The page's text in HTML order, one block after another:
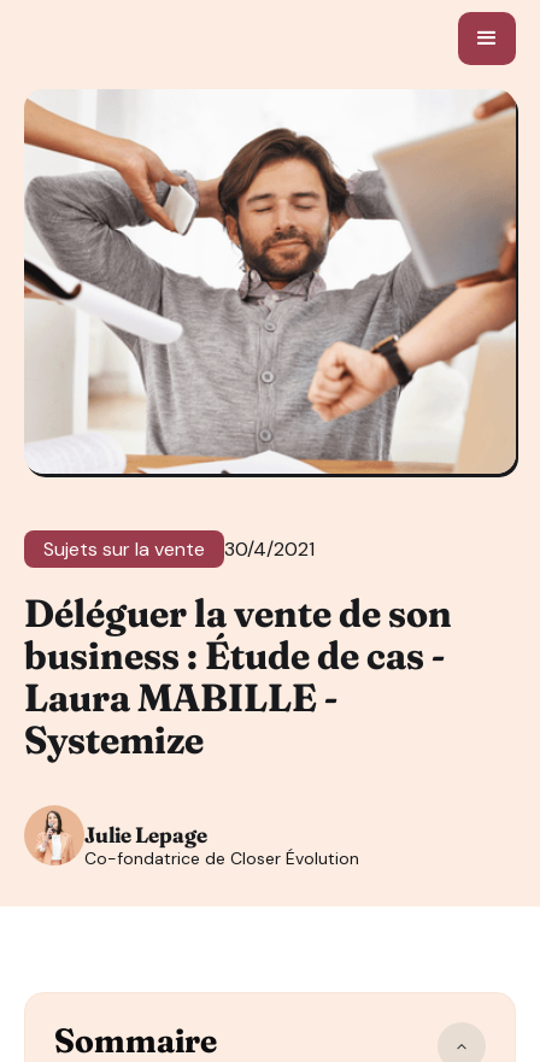
Sujets sur la vente 30/4/2021
Déléguer la vente de son
business : Étude de cas -
Laura MABILLE -
Systemize
Julie Lepage
Co-fondatrice de Closer Évolution
Sommaire